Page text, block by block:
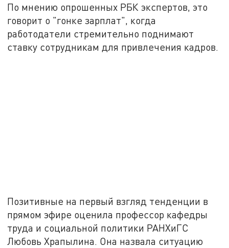
По мнению опрошенных РБК экспертов, это
говорит о "гонке зарплат", когда
работодатели стремительно поднимают
ставку сотрудникам для привлечения кадров.
Позитивные на первый взгляд тенденции в
прямом эфире оценила профессор кафедры
труда и социальной политики РАНХиГС
Любовь Храпылина. Она назвала ситуацию